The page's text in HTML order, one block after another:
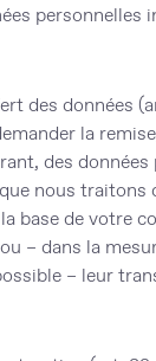
personnelles
des données
la
des données
nous traitons
base de votre
– dans la
– leur